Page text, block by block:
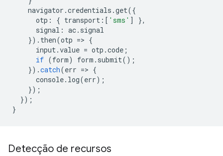
navigator .credentials .get({
otp : { transport : [ 'sms' ]
},
signal : ac. signal
}). then(otp => {
input.value = otp .code ;
if (form) form . submit();
}).catch(err => {
console. log(err);
});
});
}
Detecção de recursos